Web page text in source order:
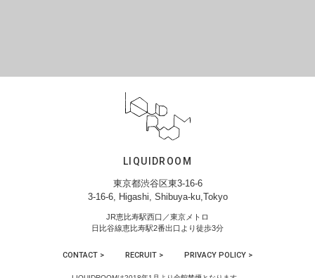
LIQUIDROOM
東京都渋谷区東3-16-6
3-16-6, Higashi, Shibuya-ku,Tokyo
JR恵比寿駅西口／東京メトロ
日比谷線恵比寿駅2番出口より徒歩3分
CONTACT > RECRUIT > PRIVACY POLICY >